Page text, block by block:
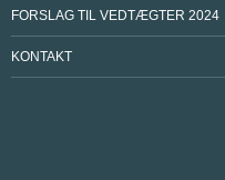
FORSLAG TIL VEDTÆGTER 2024
KONTAKT